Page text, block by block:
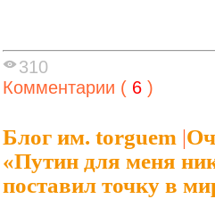
310
Комментарии ( 6 )
Блог им. torguem |
«Путин для меня
поставил точку в